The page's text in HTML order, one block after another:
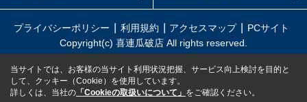
プライバシーポリシー 利用規約 アクセスマップ
PCサイト
Copyright(c) 喜連瓜破店 All rights reserved.
当サイトでは、お客様の当サイト利用状況把握、サービス向上検討を目的と
して、クッキー（Cookie）を使用しています。
詳しくは、当社の 「Cookieの取扱いについて」 をご確認ください。